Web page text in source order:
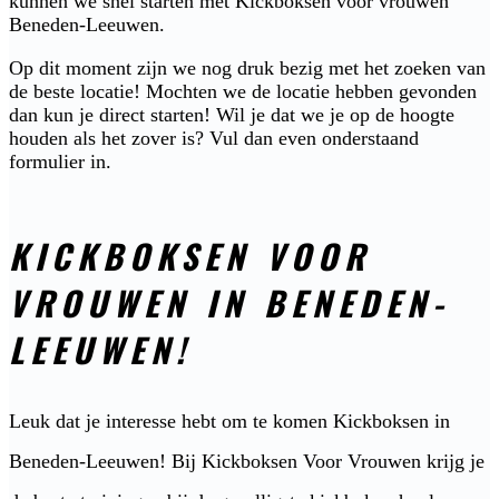
Beneden-Leeuwen.
Op dit moment zijn we nog druk bezig met het zoeken van
de beste locatie! Mochten we de locatie hebben gevonden
dan kun je direct starten! Wil je dat we je op de hoogte
houden als het zover is? Vul dan even onderstaand
formulier in.
KICKBOKSEN VOOR
VROUWEN IN BENEDEN-
LEEUWEN!
Leuk dat je interesse hebt om te komen Kickboksen in
Beneden-Leeuwen! Bij Kickboksen Voor Vrouwen krijg je